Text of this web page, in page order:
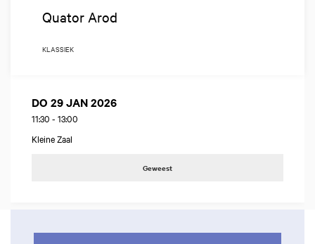
Quator Arod
KLASSIEK
DO 29 JAN 2026
11:30 - 13:00
Kleine Zaal
Geweest